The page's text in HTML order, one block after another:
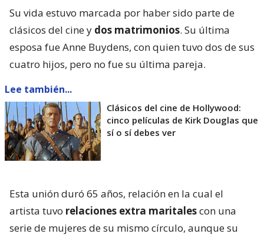
Su vida estuvo marcada por haber sido parte de
clásicos del cine y dos matrimonios. Su última
esposa fue Anne Buydens, con quien tuvo dos de sus
cuatro hijos, pero no fue su última pareja.
Lee también...
Clásicos del cine de Hollywood:
cinco películas de Kirk Douglas que
sí o sí debes ver
Esta unión duró 65 años, relación en la cual el
artista tuvo relaciones extra maritalescon una
serie de mujeres de su mismo círculo, aunque su